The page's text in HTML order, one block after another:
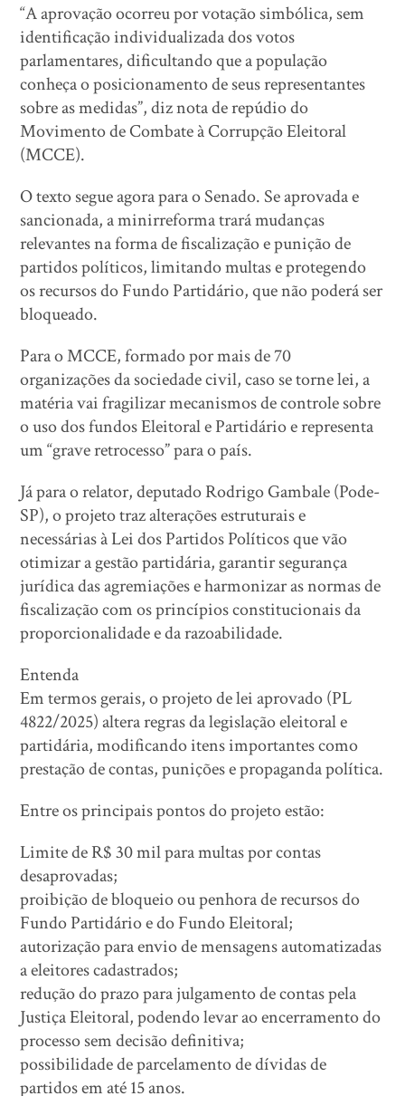
“A aprovação ocorreu por votação simbólica, sem
identificação individualizada dos votos
parlamentares, dificultando que a população
conheça o posicionamento de seus representantes
sobre as medidas”, diz nota de repúdio do
Movimento de Combate à Corrupção Eleitoral
(MCCE).
O texto segue agora para o Senado. Se aprovada e
sancionada, a minirreforma trará mudanças
relevantes na forma de fiscalização e punição de
partidos políticos, limitando multas e protegendo
os recursos do Fundo Partidário, que não poderá ser
bloqueado.
Para o MCCE, formado por mais de 70
organizações da sociedade civil, caso se torne lei, a
matéria vai fragilizar mecanismos de controle sobre
o uso dos fundos Eleitoral e Partidário e representa
um “grave retrocesso” para o país.
Já para o relator, deputado Rodrigo Gambale (Pode-
SP), o projeto traz alterações estruturais e
necessárias à Lei dos Partidos Políticos que vão
otimizar a gestão partidária, garantir segurança
jurídica das agremiações e harmonizar as normas de
fiscalização com os princípios constitucionais da
proporcionalidade e da razoabilidade.
Entenda
Em termos gerais, o projeto de lei aprovado (PL
4822/2025) altera regras da legislação eleitoral e
partidária, modificando itens importantes como
prestação de contas, punições e propaganda política.
Entre os principais pontos do projeto estão:
Limite de R$ 30 mil para multas por contas
desaprovadas;
proibição de bloqueio ou penhora de recursos do
Fundo Partidário e do Fundo Eleitoral;
autorização para envio de mensagens automatizadas
a eleitores cadastrados;
redução do prazo para julgamento de contas pela
Justiça Eleitoral, podendo levar ao encerramento do
processo sem decisão definitiva;
possibilidade de parcelamento de dívidas de
partidos em até 15 anos.